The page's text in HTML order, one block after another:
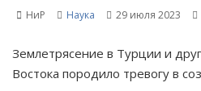
НиР Наука 29 июля 2023
Землетрясение в Турции и
Востока породило тревогу в